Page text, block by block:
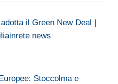
il Green New Deal |
news
Stoccolma e